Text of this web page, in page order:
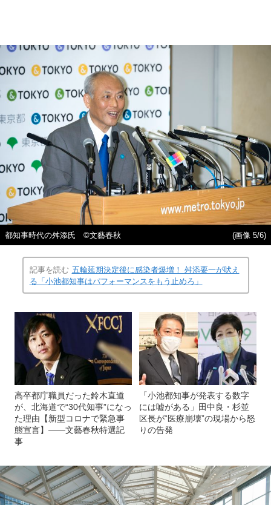
都知事時代の舛添氏 ©文藝春秋 (画像 5/6)
記事を読む 五輪延期決定後に感染者爆増！ 舛添要一が吠え
る「小池都知事はパフォーマンスをもう止めろ」
高卒都庁職員だった鈴木直道
が、北海道で“30代知事”になっ
た理由【新型コロナで緊急事
態宣言】――文藝春秋特選記
事
「小池都知事が発表する数字
には嘘がある」田中良・杉並
区長が“医療崩壊”の現場から怒
りの告発